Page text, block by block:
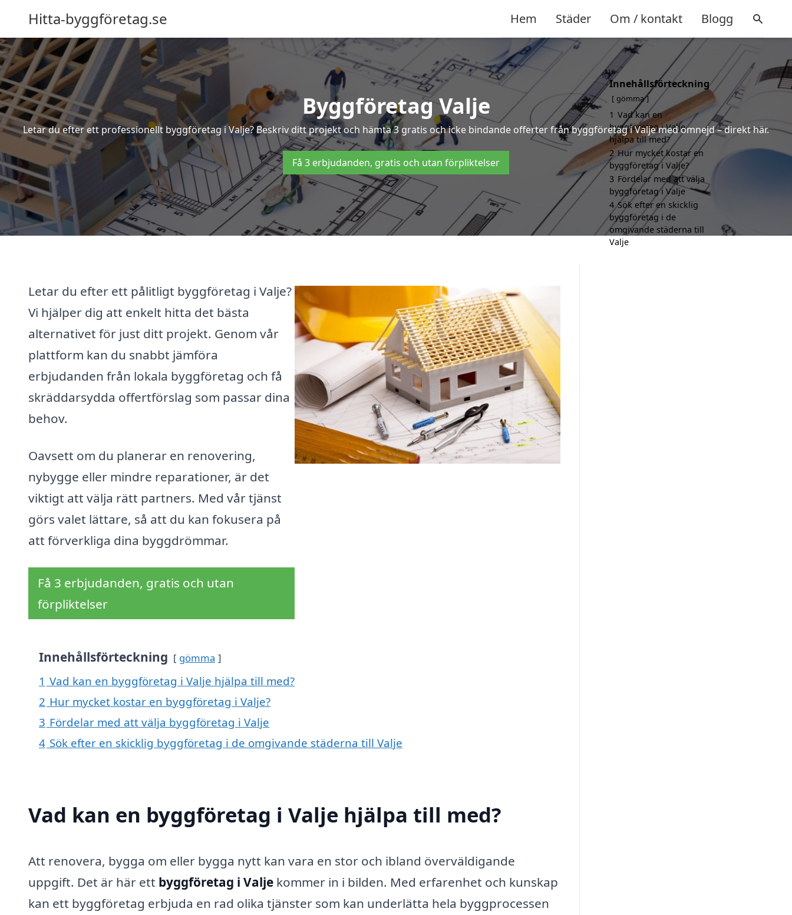
Hitta-byggföretag.se Hem Städer Om / kontakt Blogg
Byggföretag Valje
Letar du efter ett professionellt byggföretag i Valje? Beskriv ditt projekt och hämta 3 gratis och icke bindande offerter från byggföretag i Valje med omnejd – direkt här.
Få 3 erbjudanden, gratis och utan förpliktelser
Letar du efter ett pålitligt byggföretag i Valje?
Vi hjälper dig att enkelt hitta det bästa
alternativet för just ditt projekt. Genom vår
plattform kan du snabbt jämföra
erbjudanden från lokala byggföretag och få
skräddarsydda offertförslag som passar dina
behov.
Oavsett om du planerar en renovering,
nybygge eller mindre reparationer, är det
viktigt att välja rätt partners. Med vår tjänst
görs valet lättare, så att du kan fokusera på
att förverkliga dina byggdrömmar.
Få 3 erbjudanden, gratis och utan
förpliktelser
Innehållsförteckning gömma
1 Vad kan en byggföretag i Valje hjälpa till med?
2 Hur mycket kostar en byggföretag i Valje?
3 Fördelar med att välja byggföretag i Valje
4 Sök efter en skicklig byggföretag i de omgivande städerna till Valje
Vad kan en byggföretag i Valje hjälpa till med?
Att renovera, bygga om eller bygga nytt kan vara en stor och ibland överväldigande
uppgift. Det är här ett byggföretag i Valje kommer in i bilden. Med erfarenhet och kunskap
kan ett byggföretag erbjuda en rad olika tjänster som kan underlätta hela byggprocessen
Innehållsförteckning
gömma
1 Vad kan en
byggföretag i Valje
hjälpa till med?
2 Hur mycket kostar en
byggföretag i Valje?
3 Fördelar med att välja
byggföretag i Valje
4 Sök efter en skicklig
byggföretag i de
omgivande städerna till
Valje